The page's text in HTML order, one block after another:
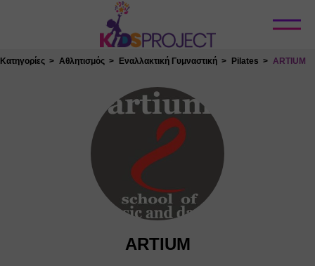
Κλείσιμο
Κατηγορίες Αθλητισμός Εναλλακτική Γυμναστική Pilates ARTIUM
ARTIUM